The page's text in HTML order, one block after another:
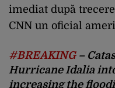
imediat după
CNN un oficial
#BREAKING–
Hurricane Idalia
increasing the